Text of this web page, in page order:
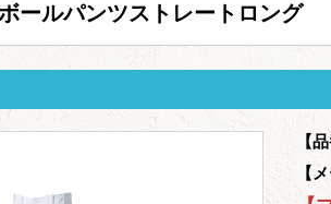
ールパンツストレートロング
【
【